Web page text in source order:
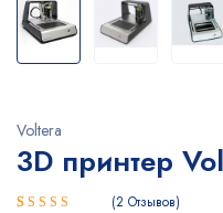
Voltera
3D принтер
2 Отзывов